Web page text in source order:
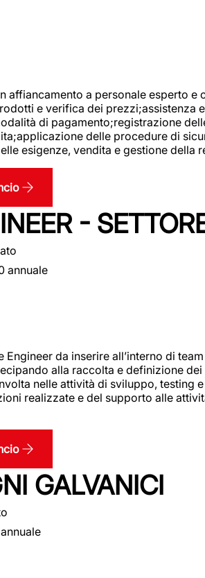
affiancamento a personale
e verifica dei
di pagamento;registrazione
delle procedure di
esigenze, vendita e gestione della
-
annuale
Engineer da inserire all’interno di
alla raccolta e definizione
nelle attività di sviluppo,
realizzate e del supporto alle
GALVANICI